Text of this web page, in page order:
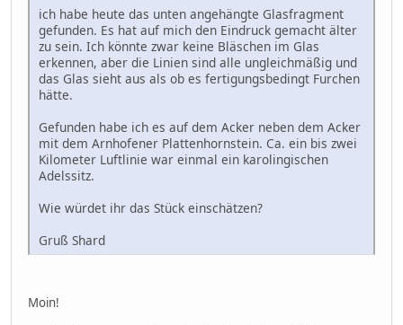
ich habe heute das unten angehängte Glasfragment
gefunden. Es hat auf mich den Eindruck gemacht älter
zu sein. Ich könnte zwar keine Bläschen im Glas
erkennen, aber die Linien sind alle ungleichmäßig und
das Glas sieht aus als ob es fertigungsbedingt Furchen
hätte.
Gefunden habe ich es auf dem Acker neben dem Acker
mit dem Arnhofener Plattenhornstein. Ca. ein bis zwei
Kilometer Luftlinie war einmal ein karolingischen
Adelssitz.
Wie würdet ihr das Stück einschätzen?
Gruß Shard
Moin!